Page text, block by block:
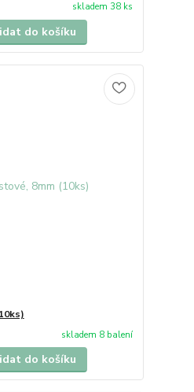
skladem 38 ks
do košíku
skladem 8 balení
do košíku